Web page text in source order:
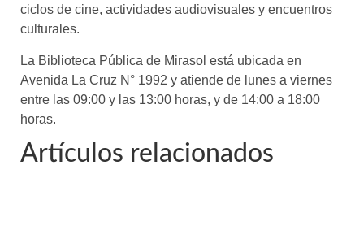
ciclos de cine, actividades audiovisuales y encuentros
culturales.
La Biblioteca Pública de Mirasol está ubicada en
Avenida La Cruz N° 1992 y atiende de lunes a viernes
entre las 09:00 y las 13:00 horas, y de 14:00 a 18:00
horas.
Artículos relacionados